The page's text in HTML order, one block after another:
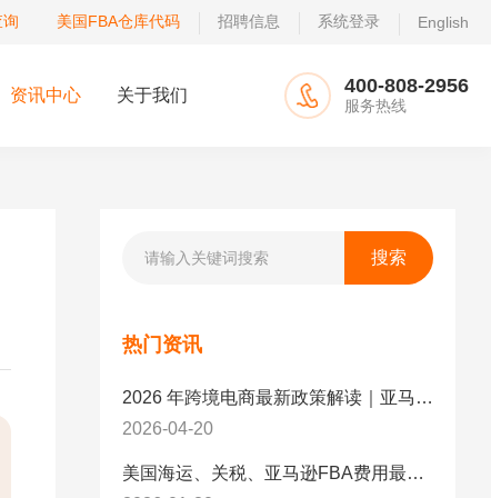
美国FBA仓库代码 招聘信息 系统登录 English
资讯中心 关于我们 400-808-2956
服务热线
热门资讯
2026 年跨境电商最新政策解读｜亚马逊卖家必看：合规、成本与物流新机遇
2026-04-20
美国海运、关税、亚马逊FBA费用最新政策解读与应对策略（2026版）